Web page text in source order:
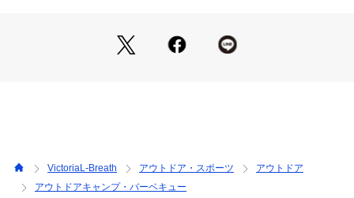
商品の色味が若干異なる場合があります。
※掲載の価格・製品のパッケージ・デザイン・仕様について、
チ スポーツ 運動会 お花見 旅行 トラベル キャンプグッズ キャ
ンプ用品 グリーン
VictoriaL-Breath アウトドア・スポーツ
アウトドア
アウトドアキャンプ・バーベキュー